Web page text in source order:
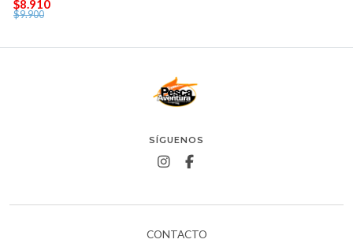
$8.910
$9.900
SÍGUENOS
CONTACTO